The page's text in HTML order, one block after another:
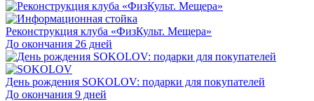
Реконструкция клуба «ФизКульт. Мещера»
До окончания 26 дней
День рождения SOKOLOV: подарки для покупателей
До окончания 9 дней